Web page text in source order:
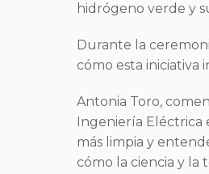
hidrógeno verde y
Durante la
cómo esta iniciativa
Antonia Toro,
Ingeniería Eléctrica
más limpia y
cómo la ciencia y la